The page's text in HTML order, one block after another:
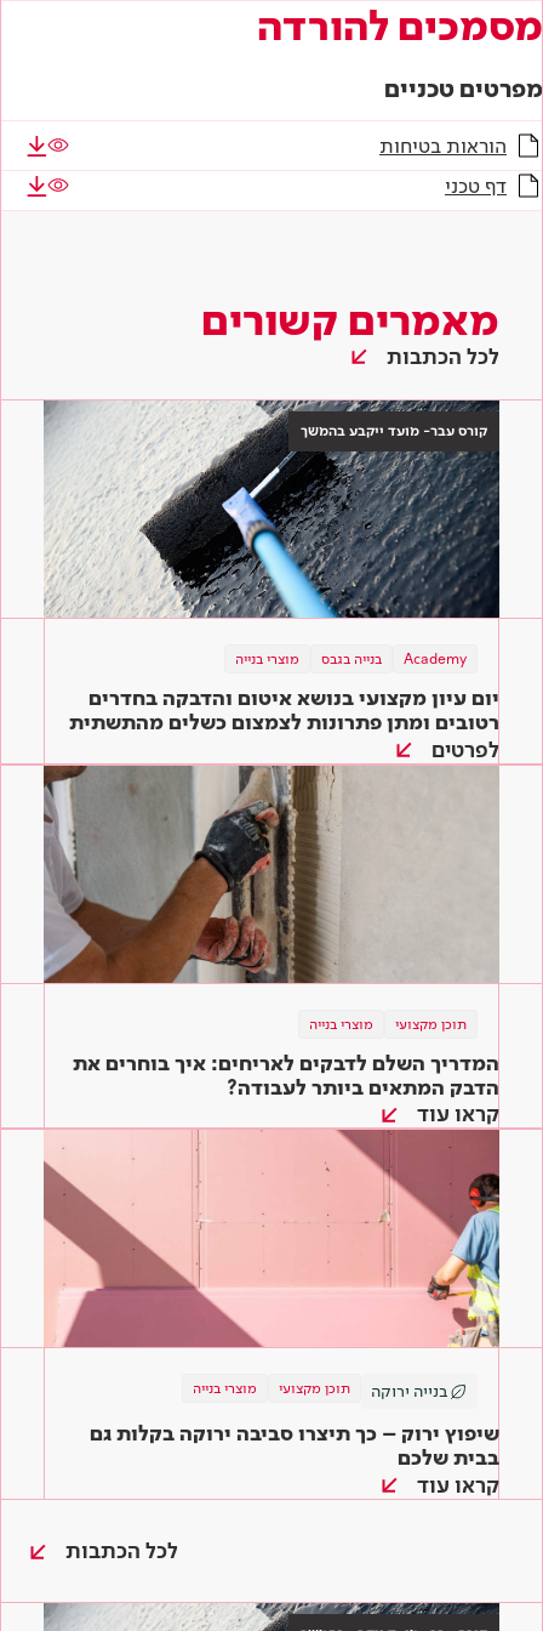
מסמכים להורדה
מפרטים טכניים
הוראות בטיחות
דף טכני
מאמרים קשורים
לכל הכתבות
קורס עבר- מועד ייקבע בהמשך
Academy בנייה בגבס מוצרי בנייה
יום עיון מקצועי בנושא איטום והדבקה בחדרים
רטובים ומתן פתרונות לצמצום כשלים מהתשתית
ועד הגמר
לפרטים
תוכן מקצועי מוצרי בנייה
המדריך השלם לדבקים לאריחים: איך בוחרים את
הדבק המתאים ביותר לעבודה?
קראו עוד
בנייה ירוקה תוכן מקצועי מוצרי בנייה
שיפוץ ירוק – כך תיצרו סביבה ירוקה בקלות גם
בבית שלכם
קראו עוד
לכל הכתבות